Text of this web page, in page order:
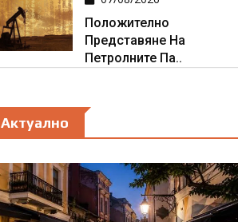
Положително
Представяне На
Петролните Па..
Актуално